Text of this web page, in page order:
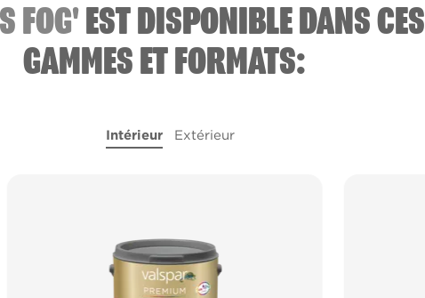
FOG'EST DISPONIBLE DANS CES
GAMMES ET FORMATS:
Intérieur Extérieur